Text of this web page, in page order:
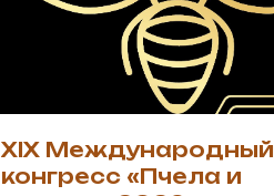
XIX Международный
конгресс «Пчела и